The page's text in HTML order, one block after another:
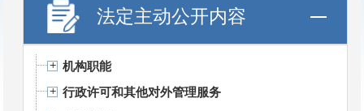
法定主动公开内容
机构职能
行政许可和其他对外管理服务